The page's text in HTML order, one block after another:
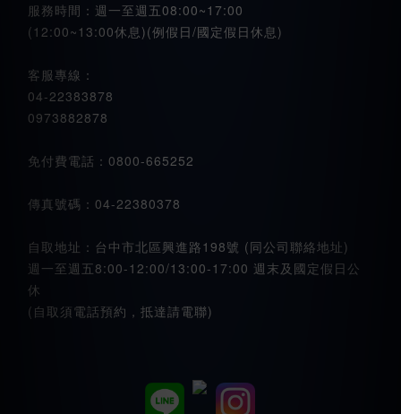
服務時間：週一至週五08:00~17:00
(12:00~13:00休息)(例假日/國定假日休息)
客服專線：
04-22383878
0973882878
免付費電話：0800-665252
傳真號碼：04-22380378
自取地址：台中市北區興進路198號 (同公司聯絡地址)
週一至週五8:00-12:00/13:00-17:00 週末及國定假日公
休
(自取須電話預約，抵達請電聯)